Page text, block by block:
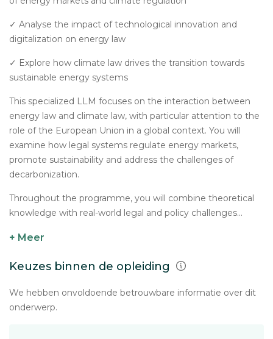
✓ Analyse the impact of technological innovation and
digitalization on energy law
✓ Explore how climate law drives the transition towards
sustainable energy systems
This specialized LLM focuses on the interaction between
energy law and climate law, with particular attention to the
role of the European Union in a global context. You will
examine how legal systems regulate energy markets,
promote sustainability and address the challenges of
decarbonization.
Throughout the programme, you will combine theoretical
knowledge with real-world legal and policy challenges...
+ Meer
Keuzes binnen de opleiding
We hebben onvoldoende betrouwbare informatie over dit
onderwerp.